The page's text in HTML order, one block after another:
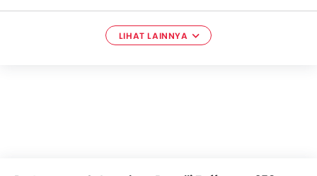
LIHAT LAINNYA